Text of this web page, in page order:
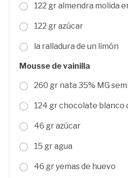
122 gr almendra molida
122 gr azúcar
la ralladura de un limón
Mousse de vainilla
260 gr nata 35% MG
124 gr chocolate blanco
46 gr azúcar
15 gr agua
46 gr yemas de huevo